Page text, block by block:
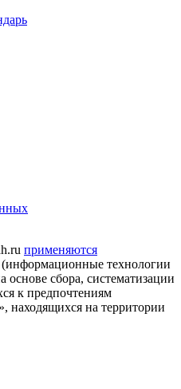
применяются
(информационные технологии
сбора, систематизации
к предпочтениям
находящихся на территории